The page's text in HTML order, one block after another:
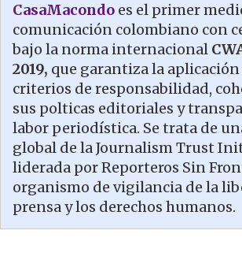
CasaMacondo es el primer
comunicación colombiano con
bajo la norma internacional
2019, que garantiza la
criterios de responsabilidad,
sus polticas editoriales y
labor periodística. Se trata de
global de la Journalism Trust
liderada por Reporteros Sin
organismo de vigilancia de la
prensa y los derechos humanos.